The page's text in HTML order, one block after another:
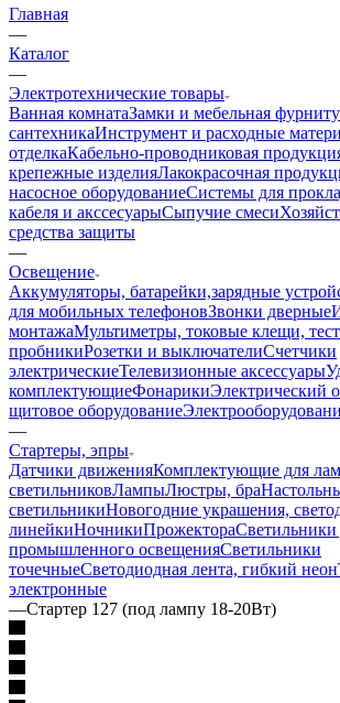
Главная
—
Каталог
—
Электротехнические товары
Ванная комнатаЗамки и мебельная
сантехникаИнструмент и расходные
отделкаКабельно-проводниковая
крепежные изделияЛакокрасочная
насосное оборудованиеСистемы для
кабеля и акссесуарыСыпучие смеси
средства защиты
—
Освещение
Аккумуляторы, батарейки,зарядные
для мобильных телефоновЗвонки дверные
монтажаМультиметры, токовые клещи,
пробникиРозетки и выключателиСчетчики
электрическиеТелевизионные аксессуары
комплектующиеФонарикиЭлектрический
щитовое оборудование
—
Стартеры, эпры
Датчики движенияКомплектующие для
светильниковЛампыЛюстры, бра
светильникиНовогодние украшения,
линейкиНочникиПрожектораСветильники
промышленного освещенияСветильники
точечныеСветодиодная лента, гибкий неон
электронные
—Стартер 127 (под лампу 18-20Вт)